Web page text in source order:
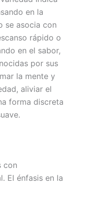
en la
se asocia con
rápido o
en el sabor,
por sus
la mente y
aliviar el
forma discreta
con
El énfasis en la